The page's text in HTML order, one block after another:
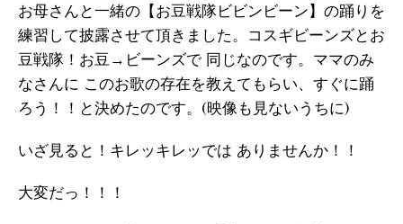
お母さんと一緒の【お豆戦隊ビビンビーン】の踊りを
練習して披露させて頂きました。コスギビーンズとお
豆戦隊！お豆→ビーンズで 同じなのです。ママのみ
なさんに このお歌の存在を教えてもらい、すぐに踊
ろう！！と決めたのです。(映像も見ないうちに)
いざ見ると！キレッキレッでは ありませんか！！
大変だっ！！！